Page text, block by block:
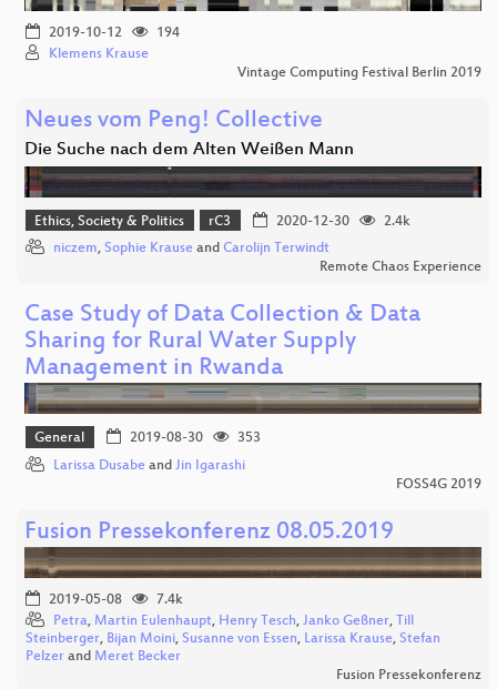
2019-10-12
194
Klemens Krause
Vintage Computing Festival Berlin 2019
Neues vom Peng! Collective
Die Suche nach dem Alten Weißen Mann
Ethics, Society & Politics rC3 2020-12-30
2.4k
niczem, Sophie Krause and Carolijn Terwindt
Remote Chaos Experience
Case Study of Data Collection & Data
Sharing for Rural Water Supply
Management in Rwanda
General 2019-08-30
353
Larissa Dusabe and Jin Igarashi
FOSS4G 2019
Fusion Pressekonferenz 08.05.2019
2019-05-08
7.4k
Petra, Martin Eulenhaupt, Henry Tesch, Janko Geßner, Till
Steinberger, Bijan Moini, Susanne von Essen, Larissa Krause, Stefan
Pelzer and Meret Becker
Fusion Pressekonferenz